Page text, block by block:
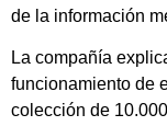
de la información
La compañía
funcionamiento de
colección de